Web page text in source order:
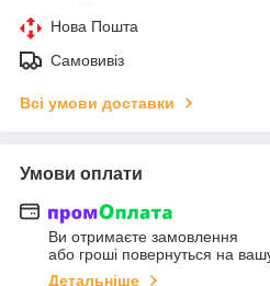
Нова Пошта
Самовивіз
Всі умови доставки
Умови оплати
Ви отримаєте замовлення
або гроші повернуться на
Детальніше